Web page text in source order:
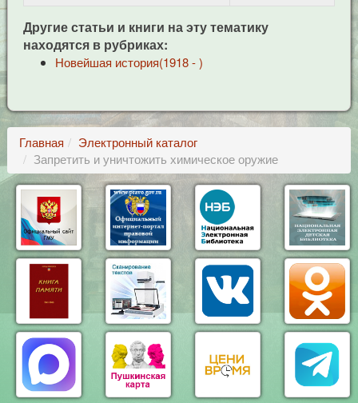
Другие статьи и книги на эту тематику
находятся в рубриках:
Новейшая история(1918 - )
Главная
Электронный каталог
Запретить и уничтожить химическое оружие